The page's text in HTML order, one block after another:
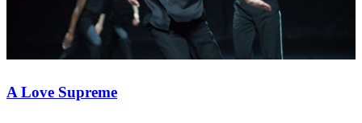
A Love Supreme